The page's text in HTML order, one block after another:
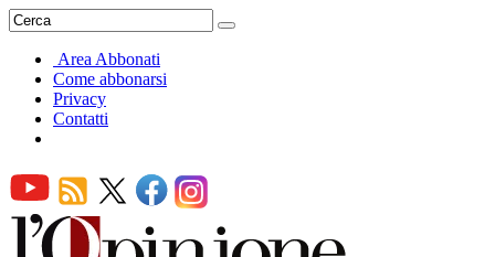
Area Abbonati
Come abbonarsi
Privacy
Contatti